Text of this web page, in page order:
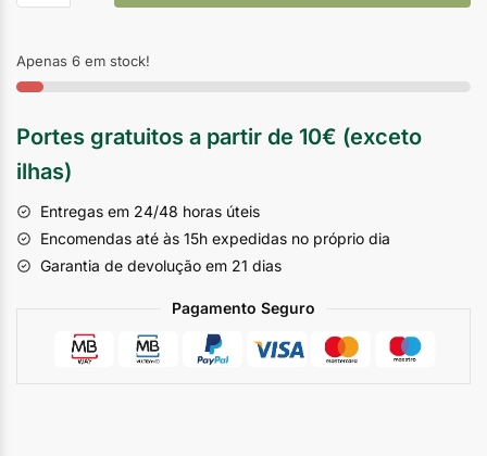
Apenas 6 em stock!
Portes gratuitos a partir de 10€ (exceto
ilhas)
Entregas em 24/48 horas úteis
Encomendas até às 15h expedidas no próprio dia
Garantia de devolução em 21 dias
Pagamento Seguro